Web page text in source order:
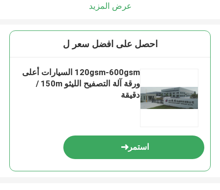
عرض المزيد
احصل على افضل سعر ل
120gsm-600gsm السيارات أعلى
ورقة آلة التصفيح الليثو 150m /
دقيقة
استمر